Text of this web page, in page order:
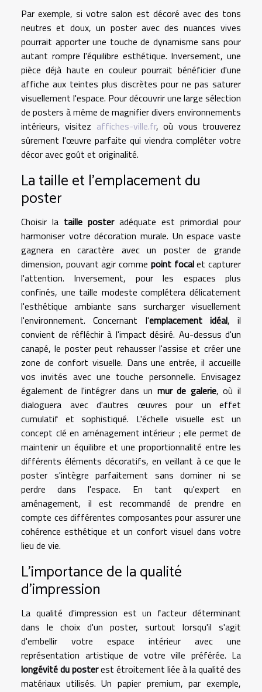
Par exemple, si votre salon est décoré avec des tons
neutres et doux, un poster avec des nuances vives
pourrait apporter une touche de dynamisme sans pour
autant rompre l'équilibre esthétique. Inversement, une
pièce déjà haute en couleur pourrait bénéficier d'une
affiche aux teintes plus discrètes pour ne pas saturer
visuellement l'espace. Pour découvrir une large sélection
de posters à même de magnifier divers environnements
intérieurs, visitez affiches-ville.fr, où vous trouverez
sûrement l'œuvre parfaite qui viendra compléter votre
décor avec goût et originalité.
La taille et l'emplacement du
poster
Choisir la taille posteradéquate est primordial pour
harmoniser votre décoration murale. Un espace vaste
gagnera en caractère avec un poster de grande
dimension, pouvant agir comme point focalet capturer
l'attention. Inversement, pour les espaces plus
confinés, une taille modeste complétera délicatement
l'esthétique ambiante sans surcharger visuellement
l'environnement. Concernant l'emplacement idéal, il
convient de réfléchir à l'impact désiré. Au-dessus d'un
canapé, le poster peut rehausser l'assise et créer une
zone de confort visuelle. Dans une entrée, il accueille
vos invités avec une touche personnelle. Envisagez
également de l'intégrer dans un mur de galerie, où il
dialoguera avec d'autres œuvres pour un effet
cumulatif et sophistiqué. L'échelle visuelle est un
concept clé en aménagement intérieur ; elle permet de
maintenir un équilibre et une proportionnalité entre les
différents éléments décoratifs, en veillant à ce que le
poster s'intègre parfaitement sans dominer ni se
perdre dans l'espace. En tant qu'expert en
aménagement, il est recommandé de prendre en
compte ces différentes composantes pour assurer une
cohérence esthétique et un confort visuel dans votre
lieu de vie.
L'importance de la qualité
d'impression
La qualité d'impression est un facteur déterminant
dans le choix d'un poster, surtout lorsqu'il s'agit
d'embellir votre espace intérieur avec une
représentation artistique de votre ville préférée. La
longévité du posterest étroitement liée à la qualité des
matériaux utilisés. Un papier premium, par exemple,